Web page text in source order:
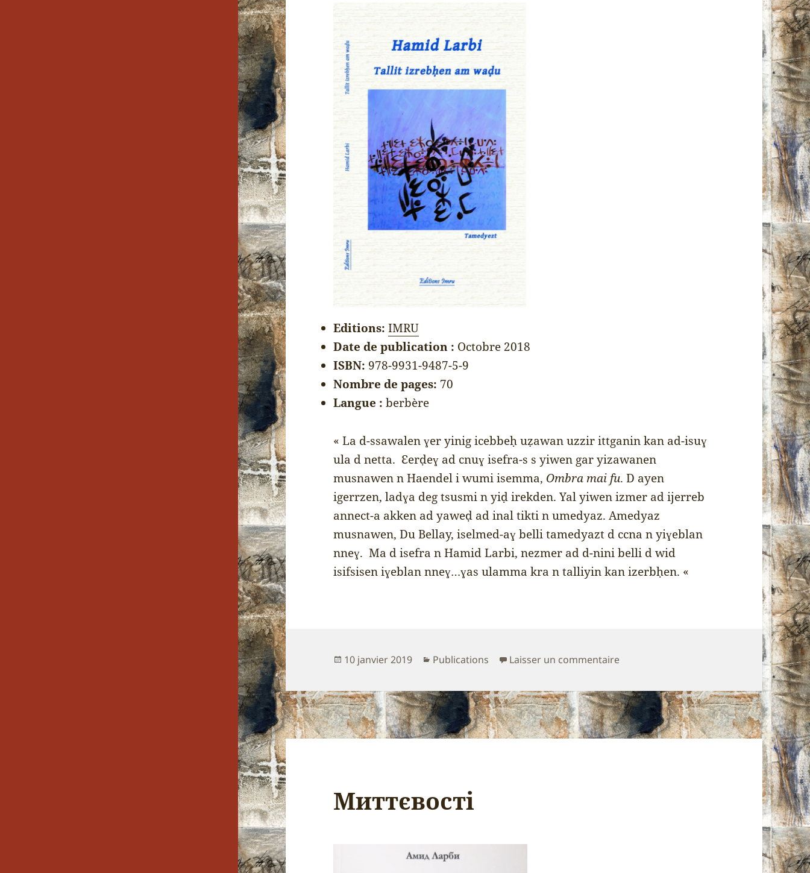
Editions:IMRU
Date de publication : Octobre 2018
ISBN: 978-9931-9487-5-9
Nombre de pages: 70
Langue : berbère
« La d-ssawalen ɣer yinig icebbeḥ uẓawan uzzir ittganin kan ad-isuɣ
ula d netta. Ɛerḍeɣ ad cnuɣ isefra-s s yiwen gar yizawanen
musnawen n Haendel i wumi isemma, Ombra mai fu. D ayen
igerrzen, ladɣa deg tsusmi n yiḍ irekden. Yal yiwen izmer ad ijerreb
annect-a akken ad yaweḍ ad inal tikti n umedyaz. Amedyaz
musnawen, Du Bellay, iselmed-aɣ belli tamedyazt d ccna n yiɣeblan
nneɣ. Ma d isefra n Hamid Larbi, nezmer ad d-nini belli d wid
isifsisen iɣeblan nneɣ…ɣas ulamma kra n talliyin kan izerbḥen. «
Publié
10 janvier 2019 Catégories
Publications Laisser un commentairesur Tallit izrebḥen am waḍu
Миттєвості